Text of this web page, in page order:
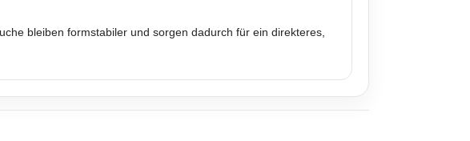
bleiben formstabiler und sorgen dadurch für ein direkteres,